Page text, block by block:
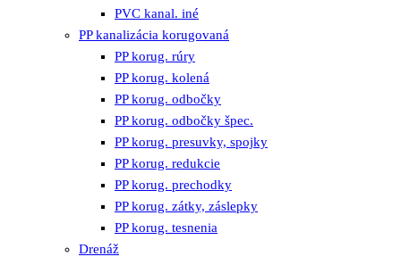
PVC kanal. iné
PP kanalizácia korugovaná
PP korug. rúry
PP korug. kolená
PP korug. odbočky
PP korug. odbočky špec.
PP korug. presuvky, spojky
PP korug. redukcie
PP korug. prechodky
PP korug. zátky, záslepky
PP korug. tesnenia
Drenáž